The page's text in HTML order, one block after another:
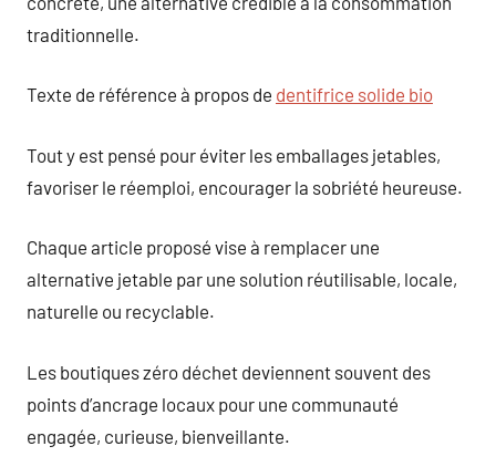
traditionnelle.
Texte de référence à propos de dentifrice solide bio
Tout y est pensé pour éviter les emballages jetables,
favoriser le réemploi, encourager la sobriété heureuse.
Chaque article proposé vise à remplacer une
alternative jetable par une solution réutilisable, locale,
naturelle ou recyclable.
Les boutiques zéro déchet deviennent souvent des
points d’ancrage locaux pour une communauté
engagée, curieuse, bienveillante.